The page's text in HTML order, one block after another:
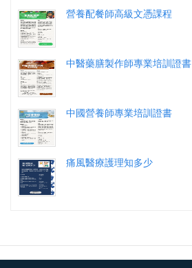
營養配餐師高級文憑課程
中醫藥膳製作師專業培訓證書
中國營養師專業培訓證書
痛風醫療護理知多少